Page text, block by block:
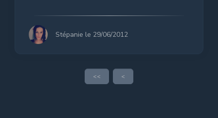
Stépanie le 29/06/2012
<< <